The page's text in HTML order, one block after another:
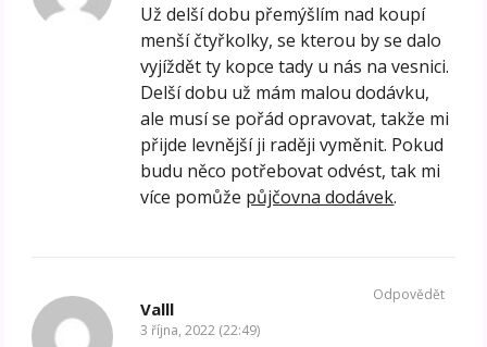
Už delší dobu přemýšlím nad koupí
menší čtyřkolky, se kterou by se dalo
vyjíždět ty kopce tady u nás na vesnici.
Delší dobu už mám malou dodávku,
ale musí se pořád opravovat, takže mi
přijde levnější ji raději vyměnit. Pokud
budu něco potřebovat odvést, tak mi
více pomůže půjčovna dodávek.
Valll
3 října, 2022 (22:49)
Odpovědět